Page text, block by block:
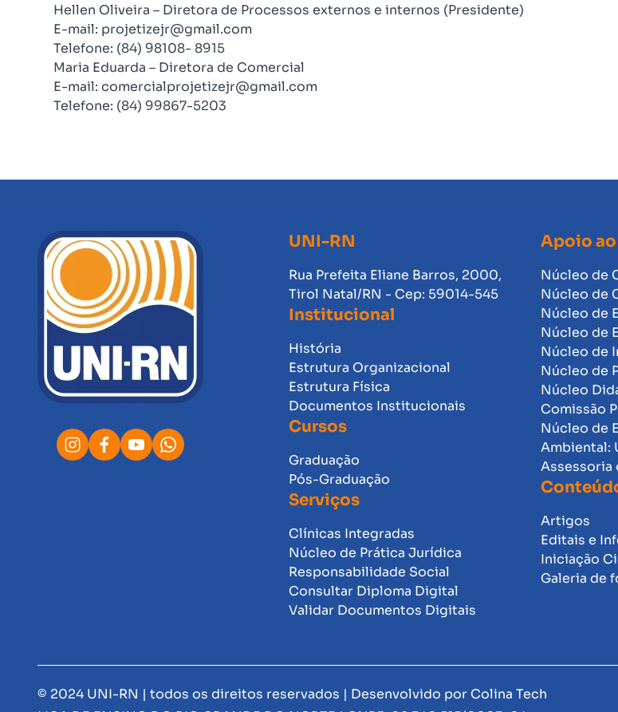
Hellen Oliveira – Diretora de Processos externos e internos (Presidente)
E-mail: projetizejr@gmail.com
Telefone: (84) 98108- 8915
Maria Eduarda – Diretora de Comercial
E-mail: comercialprojetizejr@gmail.com
Telefone: (84) 99867-5203
UNI-RN
Rua Prefeita Eliane Barros, 2000,
Tirol Natal/RN - Cep: 59014-545
Institucional
História
Estrutura Organizacional
Estrutura Física
Documentos Institucionais
Cursos
Graduação
Pós-Graduação
Serviços
Clínicas Integradas
Núcleo de Prática Jurídica
Responsabilidade Social
Consultar Diploma Digital
Validar Documentos Digitais
Apoio
Núcleo de
Núcleo de
Núcleo de
Núcleo de
Núcleo de
Núcleo de
Núcleo
Comissão
Núcleo de
Ambiental:
Assessoria
Artigos
Editais e
Iniciação
Galeria de
© 2024 UNI-RN | todos os direitos reservados | Desenvolvido por Colina Tech